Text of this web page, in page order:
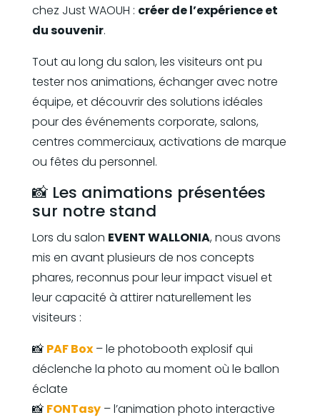
chez Just WAOUH : créer de l’expérience et
du souvenir.
Tout au long du salon, les visiteurs ont pu
tester nos animations, échanger avec notre
équipe, et découvrir des solutions idéales
pour des événements corporate, salons,
centres commerciaux, activations de marque
ou fêtes du personnel.
📸 Les animations présentées
sur notre stand
Lors du salon EVENT WALLONIA, nous avons
mis en avant plusieurs de nos concepts
phares, reconnus pour leur impact visuel et
leur capacité à attirer naturellement les
visiteurs :
📸 PAF Box– le photobooth explosif qui
déclenche la photo au moment où le ballon
éclate
📸 FONTasy– l’animation photo interactive